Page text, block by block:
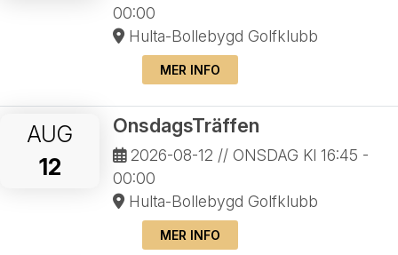
00:00
Hulta-Bollebygd Golfklubb
MER INFO
AUG
12
OnsdagsTräffen
2026-08-12 // ONSDAG Kl 16:45 -
00:00
Hulta-Bollebygd Golfklubb
MER INFO